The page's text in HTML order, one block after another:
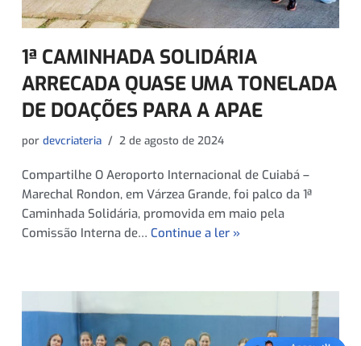
1ª CAMINHADA SOLIDÁRIA
ARRECADA QUASE UMA TONELADA
DE DOAÇÕES PARA A APAE
por devcriateria 2 de agosto de 2024
Compartilhe O Aeroporto Internacional de Cuiabá –
Marechal Rondon, em Várzea Grande, foi palco da 1ª
Caminhada Solidária, promovida em maio pela
Comissão Interna de… Continue a ler »